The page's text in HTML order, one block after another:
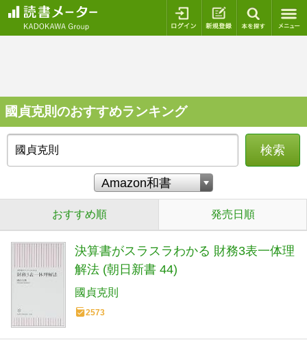
ログイン 新規登録
國貞克則のおすすめランキング
検索
おすすめ順 発売日順
決算書がスラスラわかる 財務3表一体理
解法 (朝日新書 44)
國貞克則
2573